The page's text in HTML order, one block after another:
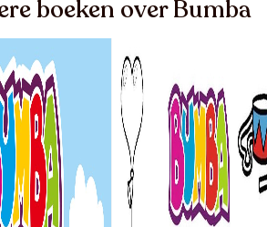
boeken over Bumba